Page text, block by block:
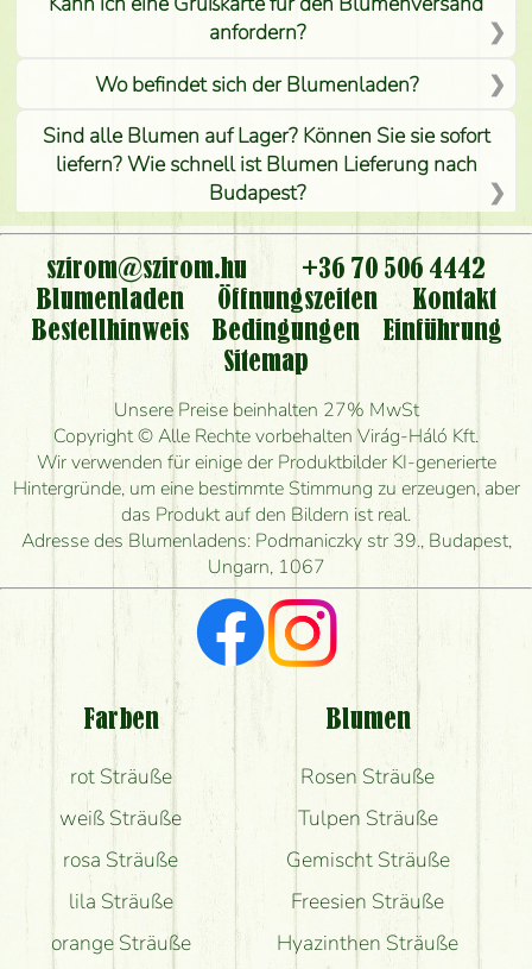
anfordern?
Wo befindet sich der Blumenladen?
Sind alle Blumen auf Lager? Können Sie sie sofort
liefern? Wie schnell ist Blumen Lieferung nach
Budapest?
Ist der Blumenladen non stop geöffnet?
Kann ich den bestellten Blumenstrauß persönlich
nehmen oder nur per Blumenversand?
Ist eine Bestellung für ländliche Gebiete möglich?
Wie lange kann ich heute Blumen mit Lieferung
bestellen?
Wie schnell können Sie den Blumenstrauß
herstellen und wann können Sie ihn frühestens
liefern?
Ich suche rote Rosen, hast du welche?
Welche Rückmeldungen bekomme ich zum
Bekomme ich wirklich, was auf dem Bild zu sehen
szirom@szirom.hu
+36 70 506 4442
Blumenladen
Öffnungszeiten
Kontakt
Bestellhinweis
Bedingungen
Einführung
Sitemap
Unsere Preise beinhalten 27% MwSt
Copyright © Alle Rechte vorbehalten Virág-Háló Kft.
Wir verwenden für einige der Produktbilder KI-generierte
Hintergründe, um eine bestimmte Stimmung zu erzeugen, aber
das Produkt auf den Bildern ist real.
Adresse des Blumenladens: Podmaniczky str 39., Budapest,
Ungarn, 1067
Farben
rot Sträuße
weiß Sträuße
rosa Sträuße
lila Sträuße
orange Sträuße
Blumen
Rosen Sträuße
Tulpen Sträuße
Gemischt Sträuße
Freesien Sträuße
Hyazinthen Sträuße